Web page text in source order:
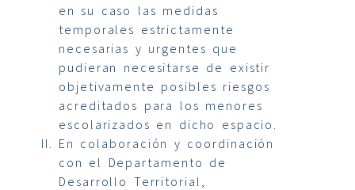
en su caso las medidas
temporales estrictamente
necesarias y urgentes que
pudieran necesitarse de existir
objetivamente posibles riesgos
acreditados para los menores
escolarizados en dicho espacio.
En colaboración y coordinación
con el Departamento de
Desarrollo Territorial,